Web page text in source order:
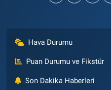
Hava Durumu
Puan Durumu ve Fikstür
Son Dakika Haberleri